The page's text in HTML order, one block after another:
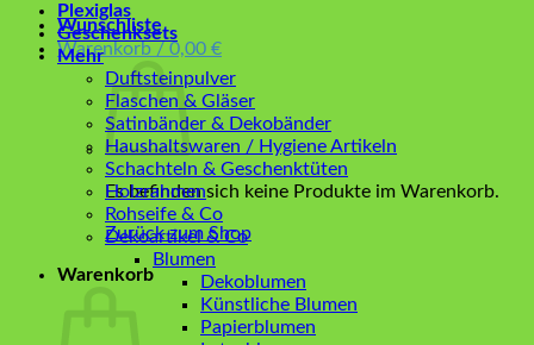
Wunschliste
Warenkorb / 0,00 €
Es befinden sich keine Produkte im Warenkorb.
Zurück zum Shop
Warenkorb
Plexiglas
Geschenksets
Mehr
Duftsteinpulver
Flaschen & Gläser
Satinbänder & Dekobänder
Haushaltswaren / Hygiene Artikeln
Schachteln & Geschenktüten
Holzrahmen
Rohseife & Co
Dekoartikel & Co
Blumen
Dekoblumen
Künstliche Blumen
Papierblumen